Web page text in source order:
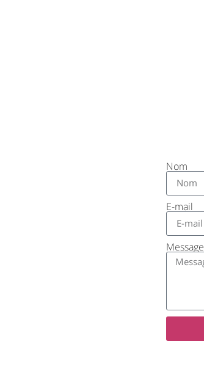
Nom
E-mail
Message